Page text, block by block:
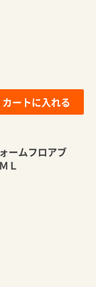
カートに入れる
ームフロアブ
Ｌ